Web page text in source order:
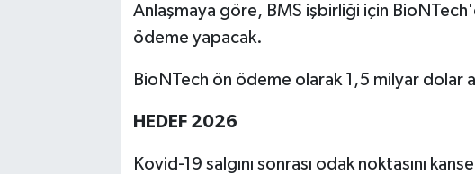
Anlaşmaya göre, BMS işbirliği için
ödeme yapacak.
BioNTech ön ödeme olarak 1,5 milyar dolar
HEDEF 2026
Kovid-19 salgını sonrası odak noktasını